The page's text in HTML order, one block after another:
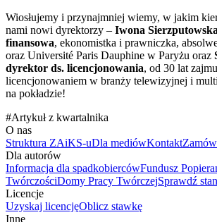
Wiosłujemy i przynajmniej wiemy, w jakim
nami nowi dyrektorzy – Iwona
finansowa, ekonomistka i prawniczka,
oraz Université Paris Dauphine w Paryżu oraz
dyrektor ds. licencjonowania, od 30 lat
licencjonowaniem w branży telewizyjnej i
na pokładzie!
#Artykuł z kwartalnika
O nas
Struktura ZAiKS-uDla mediówKontakt
Dla autorów
Informacja dla spadkobiercówFundusz
TwórczościDomy Pracy TwórczejSprawdź
Licencje
Uzyskaj licencjęOblicz stawkę
Inne